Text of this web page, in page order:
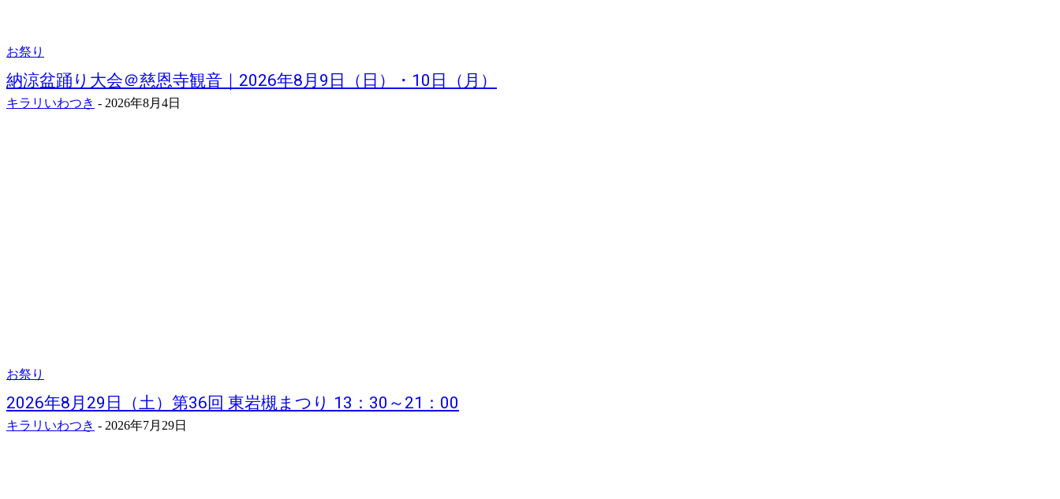
お祭り
納涼盆踊り大会＠慈恩寺観音｜2026年8月9日（日）・10日（月）
キラリいわつき - 2026年8月4日
お祭り
2026年8月29日（土）第36回 東岩槻まつり 13：30～21：00
キラリいわつき - 2026年7月29日